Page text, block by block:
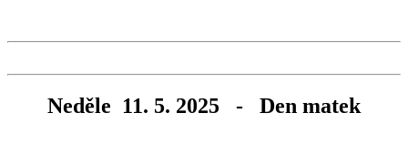
Neděle 11. 5. 2025 - Den matek